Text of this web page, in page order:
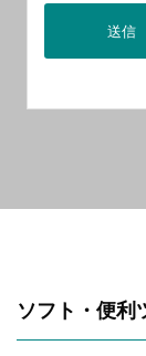
ソフト・便利